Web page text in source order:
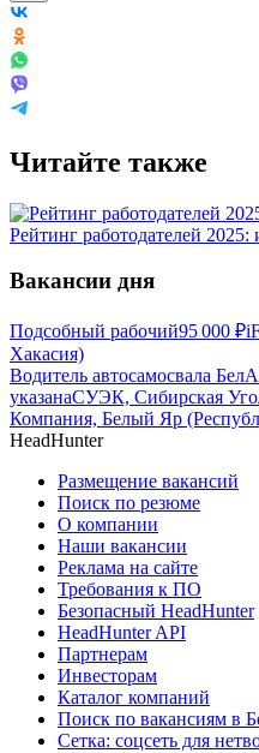
Читайте также
Рейтинг работодателей 2025:
Вакансии дня
Подсобный рабочий95 000 ₽
Хакасия)
Водитель автосамосвала
указанаСУЭК, Сибирская
Компания, Белый Яр
HeadHunter
Размещение вакансий
Поиск по резюме
О компании
Наши вакансии
Реклама на сайте
Требования к ПО
Безопасный HeadHunter
HeadHunter API
Партнерам
Инвесторам
Каталог компаний
Поиск по вакансиям в
Сетка: соцсеть для